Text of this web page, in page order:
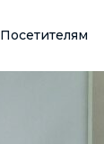
Посетителям